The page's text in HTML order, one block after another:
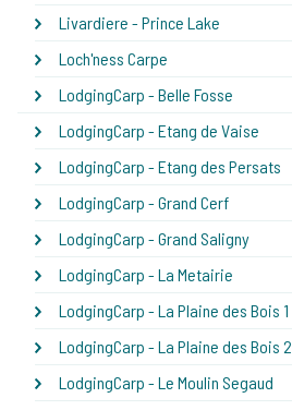
Livardiere - Prince Lake
Loch'ness Carpe
LodgingCarp - Belle Fosse
LodgingCarp - Etang de Vaise
LodgingCarp - Etang des Persats
LodgingCarp - Grand Cerf
LodgingCarp - Grand Saligny
LodgingCarp - La Metairie
LodgingCarp - La Plaine des Bois 1
LodgingCarp - La Plaine des Bois 2
LodgingCarp - Le Moulin Segaud